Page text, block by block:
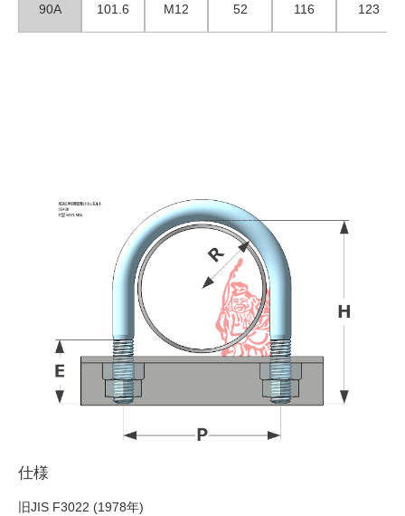
90A 101.6 M12 52 116 123
仕様
旧JIS F3022 (1978年)